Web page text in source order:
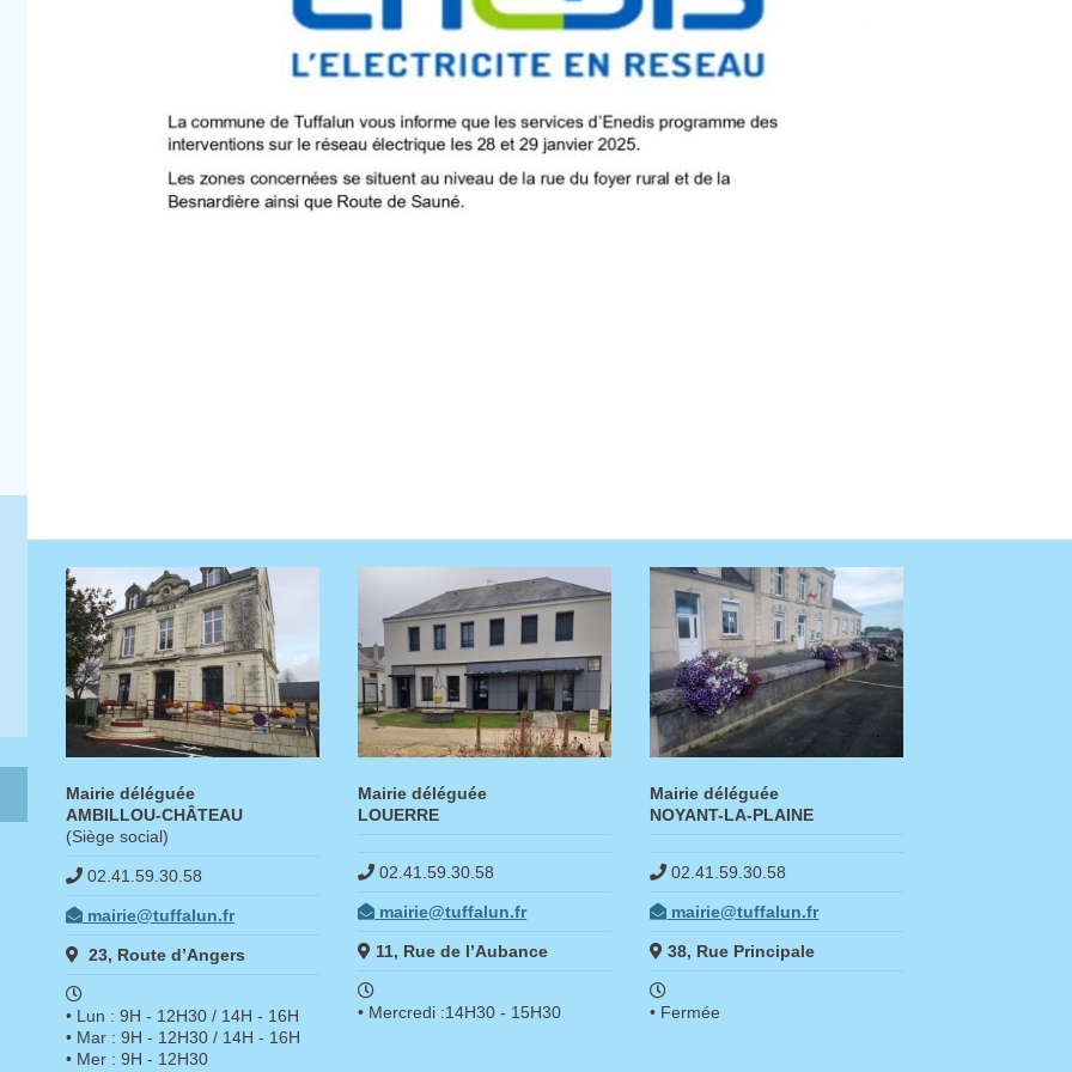
Mairie déléguée
AMBILLOU-CHÂTEAU
(Siège social)
02.41.59.30.58
mairie@tuffalun.fr
23, Route d’Angers
• Lun : 9H - 12H30 / 14H - 16H
• Mar : 9H - 12H30 / 14H - 16H
• Mer : 9H - 12H30
Mairie déléguée
LOUERRE
02.41.59.30.58
mairie@tuffalun.fr
11, Rue de l’Aubance
• Mercredi :14H30 - 15H30
Mairie déléguée
NOYANT-LA-PLAINE
02.41.59.30.58
mairie@tuffalun.fr
38, Rue Principale
• Fermée